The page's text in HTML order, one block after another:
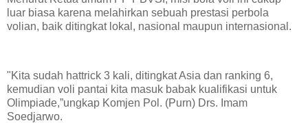
luar biasa karena melahirkan sebuah prestasi perbola
volian, baik ditingkat lokal, nasional maupun internasional.
"Kita sudah hattrick 3 kali, ditingkat Asia dan ranking 6,
kemudian voli pantai kita masuk babak kualifikasi untuk
Olimpiade,”ungkap Komjen Pol. (Purn) Drs. Imam
Soedjarwo.